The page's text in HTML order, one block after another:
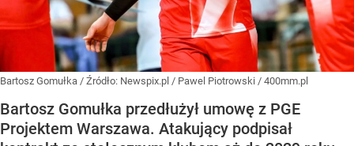
Bartosz Gomułka / Źródło: Newspix.pl / Pawel Piotrowski / 400mm.pl
Bartosz Gomułka przedłużył umowę z PGE
Projektem Warszawa. Atakujący podpisał